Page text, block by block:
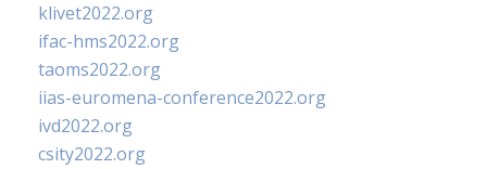
klivet2022.org
ifac-hms2022.org
taoms2022.org
iias-euromena-conference2022.org
ivd2022.org
csity2022.org